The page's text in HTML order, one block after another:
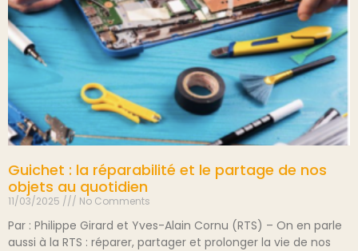
Guichet : la réparabilité et le partage de nos
objets au quotidien
11/03/2025 No Comments
Par : Philippe Girard et Yves-Alain Cornu (RTS) – On en parle
aussi à la RTS : réparer, partager et prolonger la vie de nos